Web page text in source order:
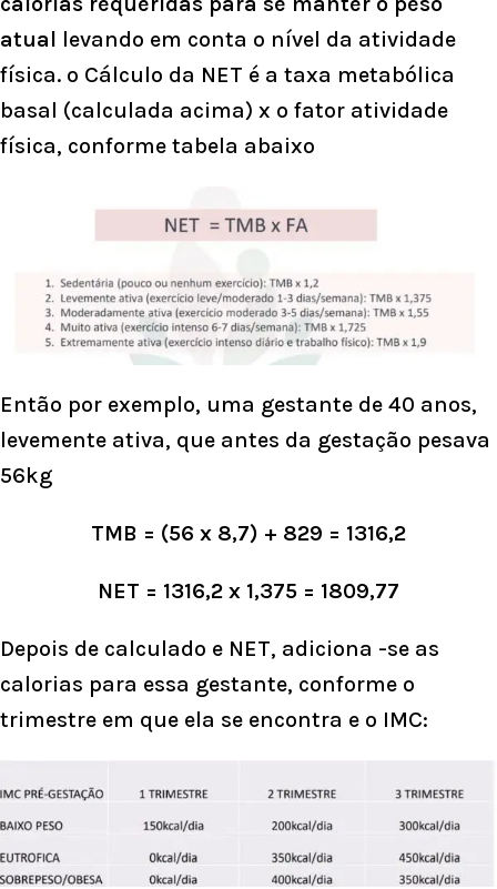
atual levando em conta o nível da atividade
física. o Cálculo da NET é a taxa metabólica
basal (calculada acima) x o fator atividade
física, conforme tabela abaixo
Então por exemplo, uma gestante de 40 anos,
levemente ativa, que antes da gestação pesava
56kg
TMB = (56 x 8,7) + 829 = 1316,2
NET = 1316,2 x 1,375 = 1809,77
Depois de calculado e NET, adiciona -se as
calorias para essa gestante, conforme o
trimestre em que ela se encontra e o IMC: